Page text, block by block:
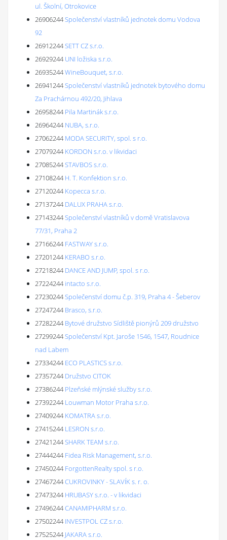
ul. Školní, Otrokovice
26906244Společenství vlastníků jednotek domu Vodova
92
26912244SETT CZ s.r.o.
26929244 UNI ložiska s.r.o.
26935244WineBouquet, s.r.o.
26941244Společenství vlastníků jednotek bytového domu
Za Prachárnou 492/20, Jihlava
26958244 Pila Martinák s.r.o.
26964244 NUBA, s.r.o.
27062244 MODA SECURITY, spol. s r.o.
27079244 KORDON s.r.o. v likvidaci
27085244STAVBOS s.r.o.
27108244 H. T. Konfektion s.r.o.
27120244 Kopecca s.r.o.
27137244 DALUX PRAHA s.r.o.
27143244Společenství vlastníků v domě Vratislavova
77/31, Praha 2
27166244 FASTWAY s.r.o.
27201244 KERABO s.r.o.
27218244 DANCE AND JUMP, spol. s r.o.
27224244 intacto s.r.o.
27230244Společenství domu č.p. 319, Praha 4 - Šeberov
27247244 Brasco, s.r.o.
27282244 Bytové družstvo Sídliště pionýrů 209 družstvo
27299244Společenství Kpt. Jaroše 1546, 1547, Roudnice
nad Labem
27334244 ECO PLASTICS s.r.o.
27357244 Družstvo CITOK
27386244 Plzeňské mlýnské služby s.r.o.
27392244 Louwman Motor Praha s.r.o.
27409244 KOMATRA s.r.o.
27415244 LESRON s.r.o.
27421244SHARK TEAM s.r.o.
27444244 Fidea Risk Management, s.r.o.
27450244 ForgottenRealty spol. s r.o.
27467244CUKROVINKY - SLAVÍK s. r. o.
27473244 HRUBASY s.r.o. - v likvidaci
27496244CANAMIPHARM s.r.o.
27502244 INVESTPOL CZ s.r.o.
27525244 JAKARA s.r.o.